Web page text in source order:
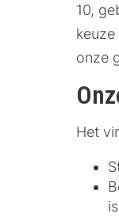
10,
onze
Het